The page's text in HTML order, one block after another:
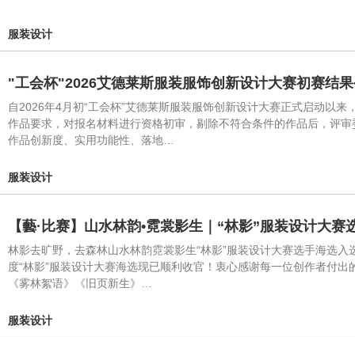
服装设计
"工会杯"2026艾德莱斯服装服饰创新设计大赛初赛结
自2026年4月初“工会杯”艾德莱斯服装服饰创新设计大赛正式启动以
作品要求，对报名材料进行资格初审，剔除不符合条件的作品后，评
作品创新度、实用功能性、落地…
服装设计
【藝·比赛】山水林韵•霓裳影生｜“林影”服装设计大
林影去旷野，去森林山水林韵霓裳影生“林影”服装设计大赛选手海选
度“林影”服装设计大赛海选现已顺利收官！衷心感谢每一位创作者付
《雾林絮语》《旧页新生》…
服装设计